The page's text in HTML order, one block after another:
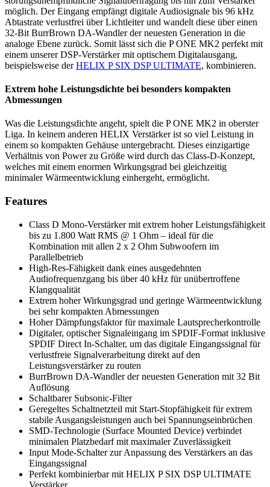
möglich. Der Eingang empfängt digitale Audiosignale bis 96 kHz
Abtastrate verlustfrei über Lichtleiter und wandelt diese über einen
32-Bit BurrBrown DA-Wandler der neuesten Generation in die
analoge Ebene zurück. Somit lässt sich die P ONE MK2 perfekt mit
einem unserer DSP-Verstärker mit optischem Digitalausgang,
beispielsweise derHELIX P SIX DSP ULTIMATE, kombinieren.
Extrem hohe Leistungsdichte bei besonders kompakten
Abmessungen
Was die Leistungsdichte angeht, spielt die P ONE MK2 in oberster
Liga. In keinem anderen HELIX Verstärker ist so viel Leistung in
einem so kompakten Gehäuse untergebracht. Dieses einzigartige
Verhältnis von Power zu Größe wird durch das Class-D-Konzept,
welches mit einem enormen Wirkungsgrad bei gleichzeitig
minimaler Wärmeentwicklung einhergeht, ermöglicht.
Features
Class D Mono-Verstärker mit extrem hoher Leistungsfähigkeit
bis zu 1.800 Watt RMS @ 1 Ohm – ideal für die
Kombination mit allen 2 x 2 Ohm Subwoofern im
Parallelbetrieb
High-Res-Fähigkeit dank eines ausgedehnten
Audiofrequenzgang bis über 40 kHz für unübertroffene
Klangqualität
Extrem hoher Wirkungsgrad und geringe Wärmeentwicklung
bei sehr kompakten Abmessungen
Hoher Dämpfungsfaktor für maximale Lautsprecherkontrolle
Digitaler, optischer Signaleingang im SPDIF-Format inklusive
SPDIF Direct In-Schalter, um das digitale Eingangssignal für
verlustfreie Signalverarbeitung direkt auf den
Leistungsverstärker zu routen
BurrBrown DA-Wandler der neuesten Generation mit 32 Bit
Auflösung
Schaltbarer Subsonic-Filter
Geregeltes Schaltnetzteil mit Start-Stopfähigkeit für extrem
stabile Ausgangsleistungen auch bei Spannungseinbrüchen
SMD-Technologie (Surface Mounted Device) verbindet
minimalen Platzbedarf mit maximaler Zuverlässigkeit
Input Mode-Schalter zur Anpassung des Verstärkers an das
Eingangssignal
Perfekt kombinierbar mit HELIX P SIX DSP ULTIMATE
Verstärker